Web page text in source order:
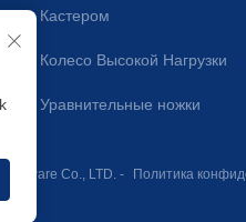
Кастером
Колесо Высокой Нагрузки
Уравнительные ножки
Co., LTD. - Политика